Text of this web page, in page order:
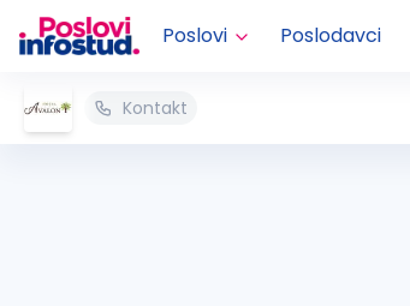
Poslovi Poslodavci
Kontakt